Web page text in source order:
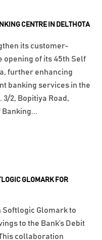
GLOMARK FOR
Softlogic Glomark to
to the Bank’s Debit
collaboration
CENTRE IN DELTHOTA
its customer-
opening of its 45th Self
further enhancing
banking services in the
2, Bopitiya Road,